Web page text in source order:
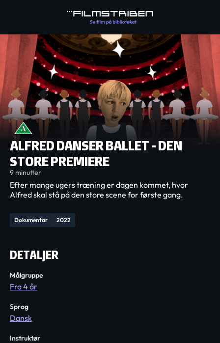
ALFRED DANSER BALLET - DEN
STORE PREMIERE
9 minutter
Dokumentar 2022
Efter mange ugers træning er dagen kommet, hvor
Alfred skal stå på den store scene for første gang.
DETALJER
Målgruppe
Fra 4 år
Sprog
Dansk
Instruktør